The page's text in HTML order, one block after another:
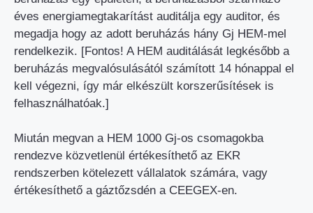
éves energiamegtakarítást auditálja egy auditor, és
megadja hogy az adott beruházás hány Gj HEM-mel
rendelkezik. [Fontos! A HEM auditálását legkésőbb a
beruházás megvalósulásától számított 14 hónappal el
kell végezni, így már elkészült korszerűsítések is
felhasználhatóak.]
Miután megvan a HEM 1000 Gj-os csomagokba
rendezve közvetlenül értékesíthető az EKR
rendszerben kötelezett vállalatok számára, vagy
értékesíthető a gáztőzsdén a CEEGEX-en.